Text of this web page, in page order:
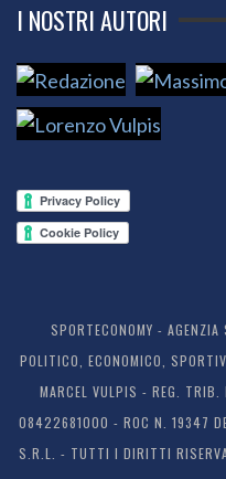
I NOSTRI AUTORI
SPORTECONOMY -
POLITICO, ECONOMICO,
MARCEL VULPIS - REG.
08422681000 - ROC N. 19347
S.R.L. - TUTTI I DIRITTI